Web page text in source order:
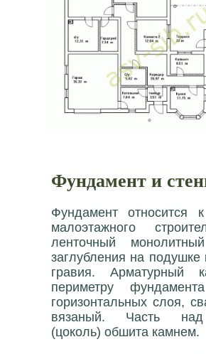
Фундамент и
Фундамент относится
малоэтажного
ленточный
заглубления на подушке
гравия. Арматурный
периметру
горизонтальных слоя,
вязаный. Часть
(цоколь) обшита камнем.